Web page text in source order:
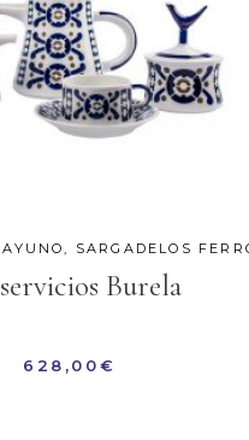
SARGADELOS
Burela
628,00€